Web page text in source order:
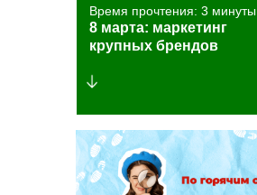
8 марта: маркетинг
крупных брендов
Время прочтения: 3 минуты